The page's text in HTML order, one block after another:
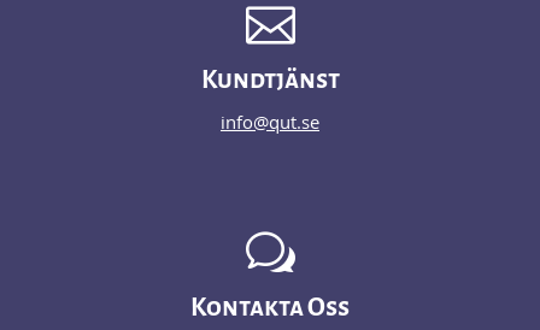

Kundtjänst
info@qut.se
w
Kontakta Oss